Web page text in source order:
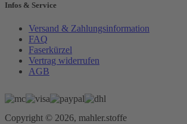
Infos & Service
Versand & Zahlungsinformation
FAQ
Faserkürzel
Vertrag widerrufen
AGB
Copyright © 2026, mahler.stoffe